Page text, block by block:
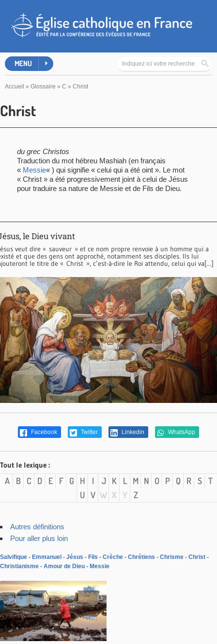
MENU
Accueil » Glossaire » C » Christ
Christ
du grec Christos
Traduction du mot hébreu Mashiah (en français
« Messie« ) qui signifie « celui qui a été oint ». Le mot
« Christ » a été progressivement joint à celui de Jésus
pour traduire sa nature de Messie et de Fils de Dieu.
le Dieu vivant
veut dire « sauveur » et ce nom propre renvoie à un homme qui a
et que des gens ont approché, notamment ses disciples. Ils lui
le titre de « Christ », c’est-à-dire le Roi attendu, celui qui va[...]
Facebook Twitter Linkedin WhatsApp
Tout le lexique :
A B C D E F G H I J K L M N O P Q R S
T
U V W X Y Z
Autres définitions
Pour aller plus loin
Salvifique Emmanuel Jésus Fils Crèche Chrétiens Chrisme
Christ
Christianisme
Amour de Dieu Messie